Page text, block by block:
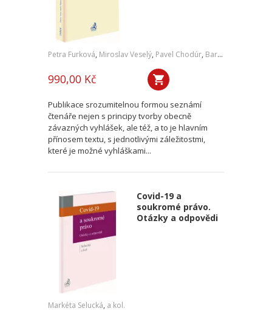
Petra Furková, Miroslav Veselý, Pavel Chodúr, Barbora Štěpánová
990,00 Kč
Publikace srozumitelnou formou seznámí
čtenáře nejen s principy tvorby obecně
závazných vyhlášek, ale též, a to je hlavním
přínosem textu, s jednotlivými záležitostmi,
které je možné vyhláškami...
Covid-19 a
soukromé právo.
Otázky a odpovědi
Markéta Selucká, a kol.